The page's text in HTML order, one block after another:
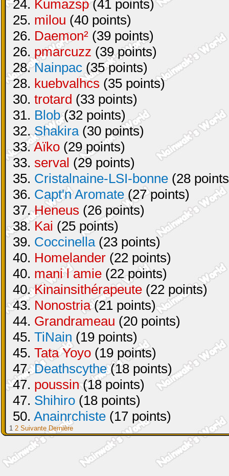
24. Kumazsp(41 points)
25. milou (40 points)
26. Daemon² (39 points)
26. pmarcuzz (39 points)
28.Nainpac (35 points)
28. kuebvalhcs (35 points)
30. trotard (33 points)
31. Blob(32 points)
32.Shakira(30 points)
33.Aïko (29 points)
33. serval (29 points)
35. Cristalnaine-LSI-bonne (28
36. Capt'n Aromate(27 points)
37.Heneus (26 points)
38. Kai (25 points)
39. Coccinella(23 points)
40. Homelander (22 points)
40. mani l amie (22 points)
40.Kinainsithérapeute (22 points)
43. Nonostria(21 points)
44. Grandrameau (20 points)
45. TiNain (19 points)
45. Tata Yoyo (19 points)
47.Deathscythe(18 points)
47. poussin(18 points)
47. Shihiro (18 points)
50. Anainrchiste (17 points)
1 2 Suivante Dernière